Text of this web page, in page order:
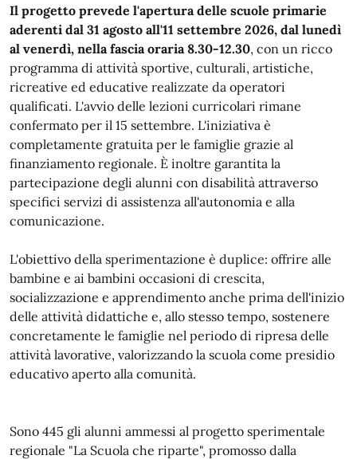
Il progetto prevede l'apertura delle scuole primarie
aderenti dal 31 agosto all'11 settembre 2026, dal lunedì
al venerdì, nella fascia oraria 8.30-12.30, con un ricco
programma di attività sportive, culturali, artistiche,
ricreative ed educative realizzate da operatori
qualificati. L'avvio delle lezioni curricolari rimane
confermato per il 15 settembre. L'iniziativa è
completamente gratuita per le famiglie grazie al
finanziamento regionale. È inoltre garantita la
partecipazione degli alunni con disabilità attraverso
specifici servizi di assistenza all'autonomia e alla
comunicazione.
L'obiettivo della sperimentazione è duplice: offrire alle
bambine e ai bambini occasioni di crescita,
socializzazione e apprendimento anche prima dell'inizio
delle attività didattiche e, allo stesso tempo, sostenere
concretamente le famiglie nel periodo di ripresa delle
attività lavorative, valorizzando la scuola come presidio
educativo aperto alla comunità.
Sono 445 gli alunni ammessi al progetto sperimentale
regionale "La Scuola che riparte", promosso dalla